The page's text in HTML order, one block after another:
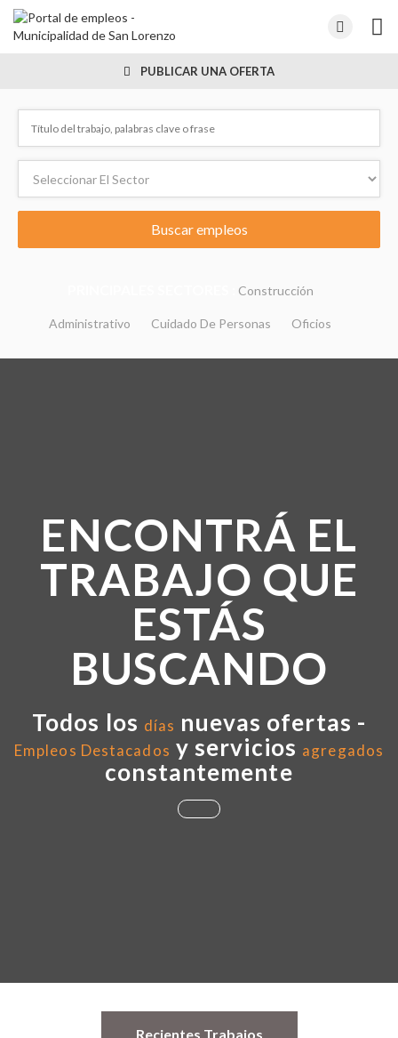
PUBLICAR UNA OFERTA
Construcción
Administrativo Cuidado De Personas Oficios
ENCONTRÁ EL
TRABAJO QUE
ESTÁS
BUSCANDO
Todos los días nuevas ofertas -
Empleos Destacados y servicios agregados
constantemente
Recientes Trabajos